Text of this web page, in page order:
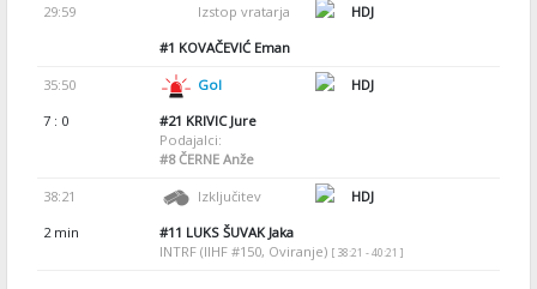
29:59 Izstop vratarja
HDJ
#1 KOVAČEVIĆ Eman
35:50 Gol
HDJ
7 : 0
#21 KRIVIC Jure
Podajalci:
#8ČERNE Anže
38:21 Izključitev
HDJ
2 min
#11 LUKS ŠUVAK Jaka
INTRF (IIHF #150, Oviranje) [ 38:21 - 40:21 ]